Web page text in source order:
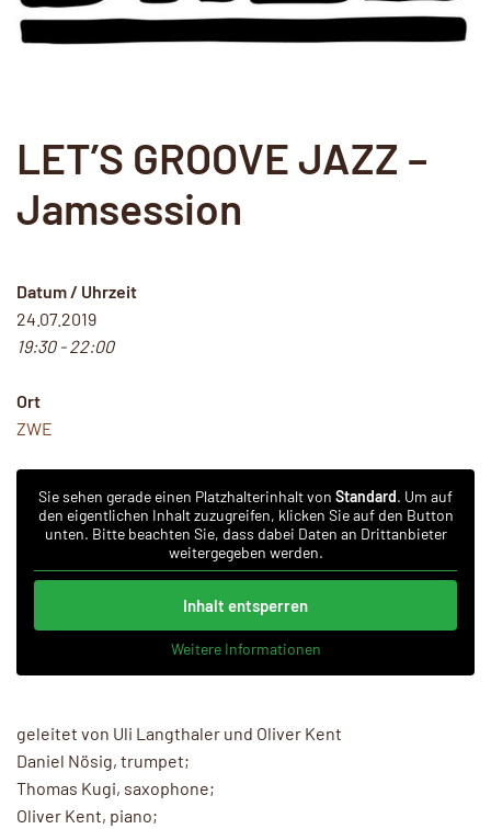
LET’S GROOVE JAZZ –
Jamsession
Datum / Uhrzeit
24.07.2019
19:30 - 22:00
Ort
ZWE
Sie sehen gerade einen Platzhalterinhalt von Standard. Um auf
den eigentlichen Inhalt zuzugreifen, klicken Sie auf den Button
unten. Bitte beachten Sie, dass dabei Daten an Drittanbieter
weitergegeben werden.
Inhalt entsperren
Weitere Informationen
geleitet von Uli Langthaler und Oliver Kent
Daniel Nösig, trumpet;
Thomas Kugi, saxophone;
Oliver Kent, piano;